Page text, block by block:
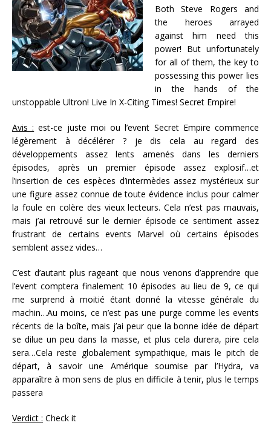
Both Steve Rogers and
the heroes arrayed
against him need this
power! But unfortunately
for all of them, the key to
possessing this power lies
in the hands of the
unstoppable Ultron! Live In X-Citing Times! Secret Empire!
Avis : est-ce juste moi ou l’event Secret Empire commence
légèrement à décélérer ? je dis cela au regard des
développements assez lents amenés dans les derniers
épisodes, après un premier épisode assez explosif…et
l’insertion de ces espèces d’intermèdes assez mystérieux sur
une figure assez connue de toute évidence inclus pour calmer
la foule en colère des vieux lecteurs. Cela n’est pas mauvais,
mais j’ai retrouvé sur le dernier épisode ce sentiment assez
frustrant de certains events Marvel où certains épisodes
semblent assez vides…
C’est d’autant plus rageant que nous venons d’apprendre que
l’event comptera finalement 10 épisodes au lieu de 9, ce qui
me surprend à moitié étant donné la vitesse générale du
machin…Au moins, ce n’est pas une purge comme les events
récents de la boîte, mais j’ai peur que la bonne idée de départ
se dilue un peu dans la masse, et plus cela durera, pire cela
sera…Cela reste globalement sympathique, mais le pitch de
départ, à savoir une Amérique soumise par l’Hydra, va
apparaître à mon sens de plus en difficile à tenir, plus le temps
passera
Verdict : Check it